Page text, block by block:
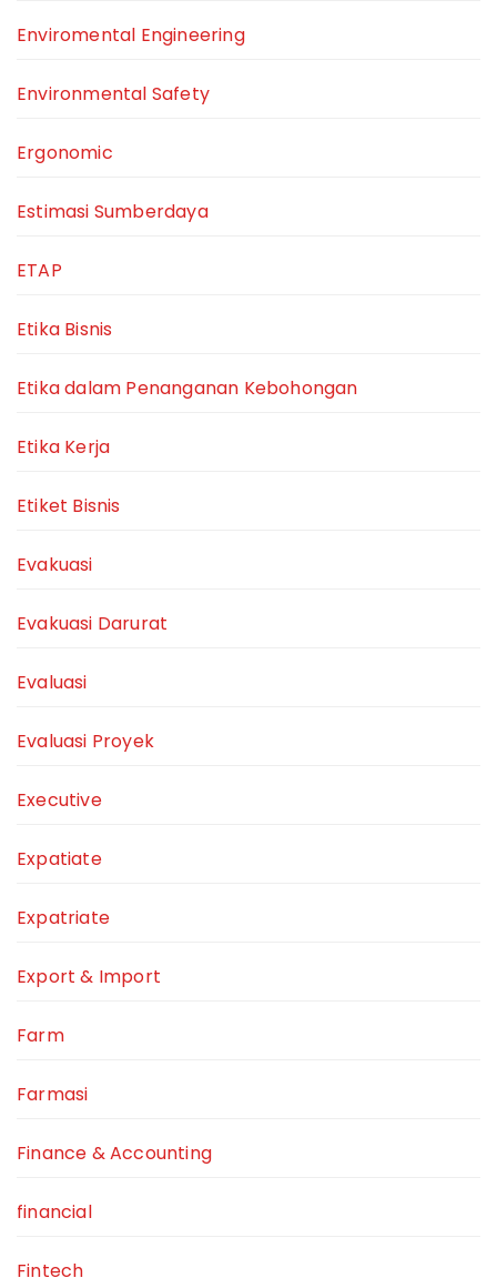
Enviromental Engineering
Environmental Safety
Ergonomic
Estimasi Sumberdaya
ETAP
Etika Bisnis
Etika dalam Penanganan Kebohongan
Etika Kerja
Etiket Bisnis
Evakuasi
Evakuasi Darurat
Evaluasi
Evaluasi Proyek
Executive
Expatiate
Expatriate
Export & Import
Farm
Farmasi
Finance & Accounting
financial
Fintech